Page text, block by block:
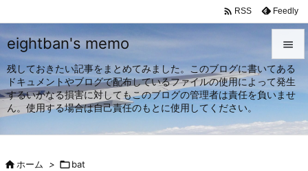
eightban's memo
残しておきたい記事をまとめてみました。このブログに書いてある
ドキュメントやブログで配布しているファイルの使用によって発生
するいかなる損害に対してもこのブログの管理者は責任を負いませ
ん。使用する場合は自己責任のもとに使用してください。


メニュ
サイド
 RSS Feedly
ホーム > bat